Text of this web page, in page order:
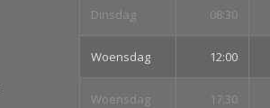
Dinsdag 08:30
Woensdag 12:00
Woensdag 17:30